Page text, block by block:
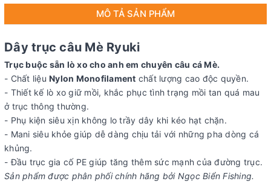
MÔ TẢ SẢN PHẨM
Dây trục câu Mè Ryuki
Trục buộc sẵn lò xo cho anh em chuyên câu cá Mè.
- Chất liệu Nylon Monofilament chất lượng cao độc quyền.
- Thiết kế lò xo giữ mồi, khắc phục tình trạng mồi tan quá mau
ở trục thông thường.
- Phụ kiện siêu xịn không lo trầy dây khi kéo hạt chặn.
- Mani siêu khỏe giúp dễ dàng chịu tải với những pha dòng cá
khủng.
- Đầu trục gia cố PE giúp tăng thêm sức mạnh của đường trục.
Sản phẩm được phân phối chính hãng bởi Ngọc Biển Fishing.